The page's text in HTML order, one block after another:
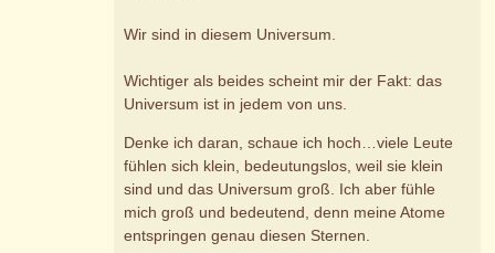
Wir sind in diesem Universum.
Wichtiger als beides scheint mir der Fakt: das
Universum ist in jedem von uns.
Denke ich daran, schaue ich hoch…viele Leute
fühlen sich klein, bedeutungslos, weil sie klein
sind und das Universum groß. Ich aber fühle
mich groß und bedeutend, denn meine Atome
entspringen genau diesen Sternen.